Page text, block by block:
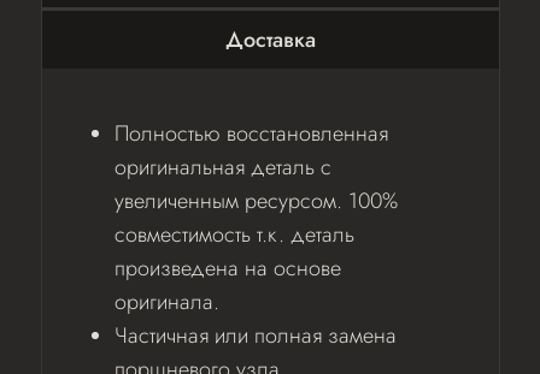
Доставка
Полностью восстановленная
оригинальная деталь с
увеличенным ресурсом. 100%
совместимость т.к. деталь
произведена на основе
оригинала.
Частичная или полная замена